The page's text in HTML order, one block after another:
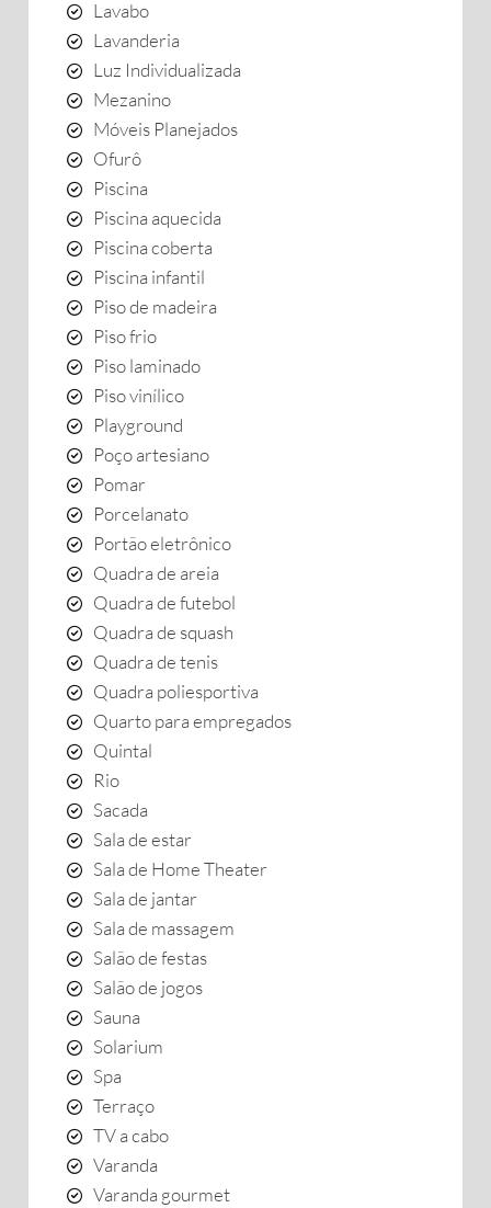
Lavabo
Lavanderia
Luz Individualizada
Mezanino
Móveis Planejados
Ofurô
Piscina
Piscina aquecida
Piscina coberta
Piscina infantil
Piso de madeira
Piso frio
Piso laminado
Piso vinílico
Playground
Poço artesiano
Pomar
Porcelanato
Portão eletrônico
Quadra de areia
Quadra de futebol
Quadra de squash
Quadra de tenis
Quadra poliesportiva
Quarto para empregados
Quintal
Rio
Sacada
Sala de estar
Sala de Home Theater
Sala de jantar
Sala de massagem
Salão de festas
Salão de jogos
Sauna
Solarium
Spa
Terraço
TV a cabo
Varanda
Varanda gourmet